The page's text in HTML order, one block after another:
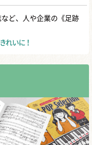
ど、人や企業の《足跡
れいに！